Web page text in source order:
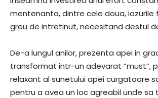
mentenanta, dintre cele doua, iazurile
greu de intretinut, necesitand destul
De-a lungul anilor, prezenta apei in
transformat intr-un adevarat “must”,
relaxant al sunetului apei curgatoare
pentru a avea un loc agreabil unde sa